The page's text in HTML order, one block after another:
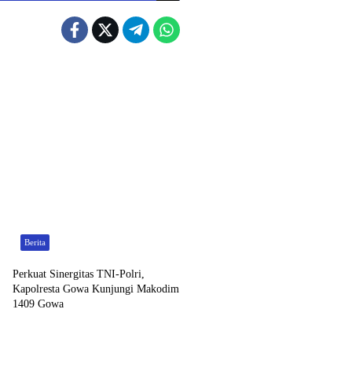
Berita
Perkuat Sinergitas TNI-Polri,
Kapolresta Gowa Kunjungi Makodim
1409 Gowa